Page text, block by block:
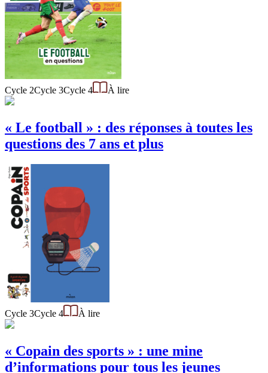
Cycle 2Cycle 3Cycle 4 À lire
« Le football » : des réponses à toutes les
questions des 7 ans et plus
Cycle 3Cycle 4 À lire
« Copain des sports » : une mine
d’informations pour tous les jeunes